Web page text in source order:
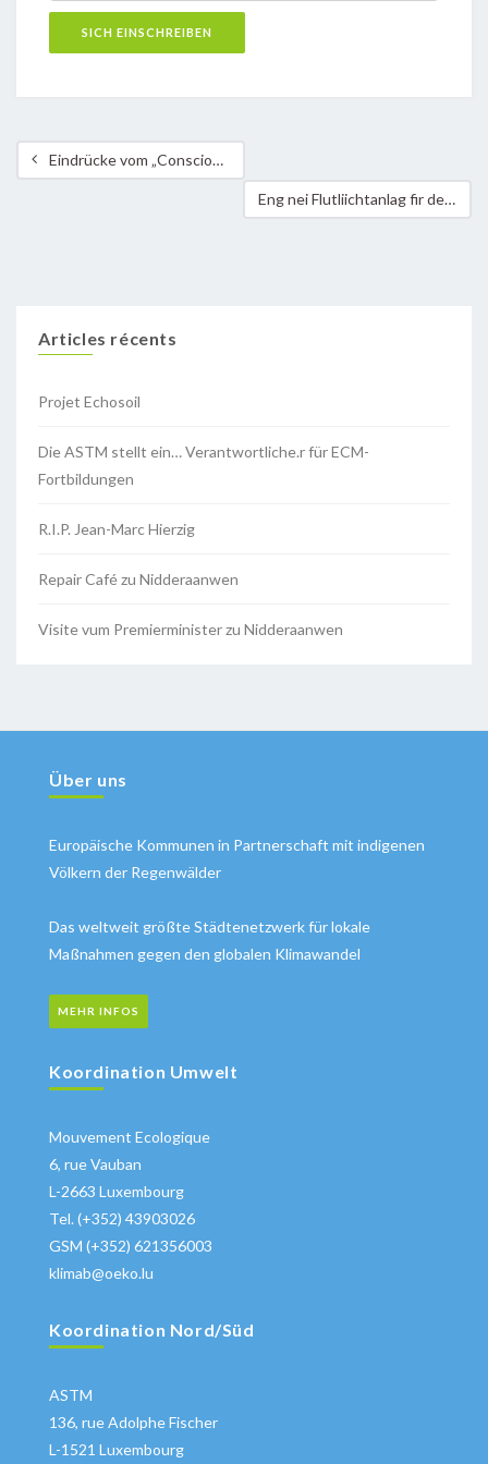
Eindrücke vom „Conscious City Walk Luxembourg“
Eng nei Flutliichtanlag fir de Futtballsterrain zu Minsbech
Articles récents
Projet Echosoil
Die ASTM stellt ein… Verantwortliche.r für ECM-
Fortbildungen
R.I.P. Jean-Marc Hierzig
Repair Café zu Nidderaanwen
Visite vum Premierminister zu Nidderaanwen
Über uns
Europäische Kommunen in Partnerschaft mit indigenen
Völkern der Regenwälder
Das weltweit größte Städtenetzwerk für lokale
Maßnahmen gegen den globalen Klimawandel
MEHR INFOS
Koordination Umwelt
Mouvement Ecologique
6, rue Vauban
L-2663 Luxembourg
Tel. (+352) 43903026
GSM (+352) 621356003
klimab@oeko.lu
Koordination Nord/Süd
ASTM
136, rue Adolphe Fischer
L-1521 Luxembourg